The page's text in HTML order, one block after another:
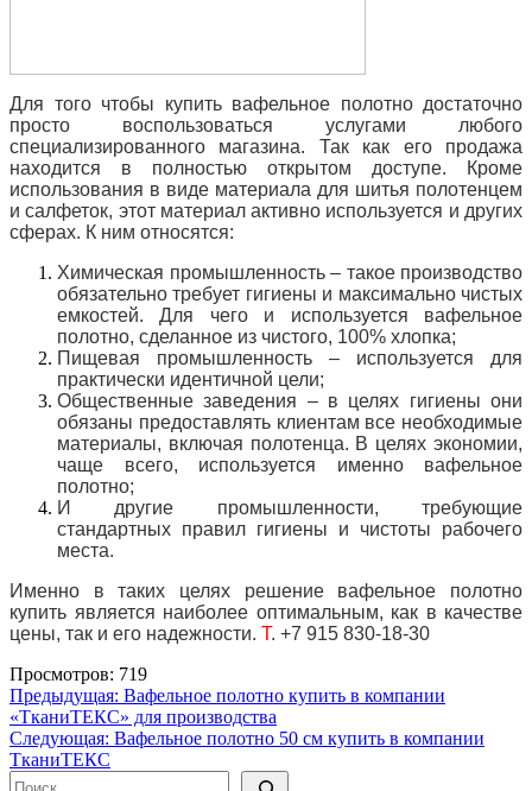
Для того чтобы купить вафельное полотно достаточно
просто воспользоваться услугами любого
специализированного магазина. Так как его продажа
находится в полностью открытом доступе. Кроме
использования в виде материала для шитья полотенцем
и салфеток, этот материал активно используется и других
сферах. К ним относятся:
Химическая промышленность – такое производство
обязательно требует гигиены и максимально чистых
емкостей. Для чего и используется вафельное
полотно, сделанное из чистого, 100% хлопка;
Пищевая промышленность – используется для
практически идентичной цели;
Общественные заведения – в целях гигиены они
обязаны предоставлять клиентам все необходимые
материалы, включая полотенца. В целях экономии,
чаще всего, используется именно вафельное
полотно;
И другие промышленности, требующие
стандартных правил гигиены и чистоты рабочего
места.
Именно в таких целях решение вафельное полотно
купить является наиболее оптимальным, как в качестве
цены, так и его надежности. Т. +7 915 830-18-30
Просмотров: 719
Навигация
по
записям
Предыдущая: Вафельное полотно купить в компании
«ТканиТЕКС» для производства
Следующая: Вафельное полотно 50 см купить в компании
ТканиТЕКС
Поиск